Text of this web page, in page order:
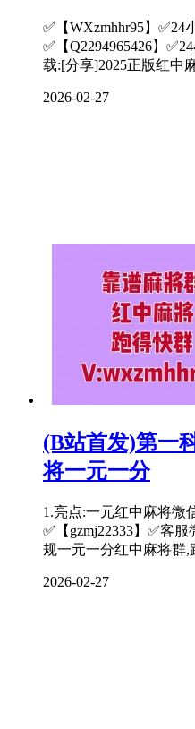
✅【WXzmhhr95】✅24
✅【Q2294965426】
载:[分享]2025正版红中
2026-02-27
(B站首发)第一
将一元一分
1.亮点:一元红中麻将微
✅【gzmj22333】✅客
规一元一分红中麻将群,
2026-02-27